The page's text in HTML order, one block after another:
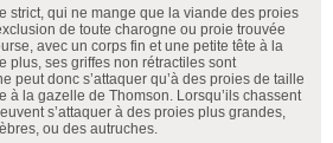
strict, qui ne mange que la viande des proies
de toute charogne ou proie trouvée
avec un corps fin et une petite tête à la
plus, ses griffes non rétractiles sont
peut donc s’attaquer qu’à des proies de taille
à la gazelle de Thomson. Lorsqu’ils chassent
s’attaquer à des proies plus grandes,
ou des autruches.